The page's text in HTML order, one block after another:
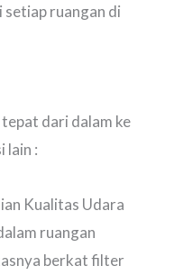
setiap ruangan di
dari dalam ke
lain :
Kualitas Udara
ruangan
berkat filter